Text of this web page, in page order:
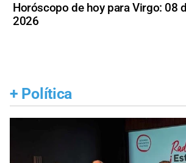
Horóscopo de hoy para Virgo: 08
2026
+ Política